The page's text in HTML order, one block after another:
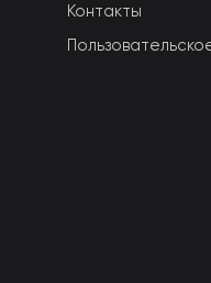
Контакты